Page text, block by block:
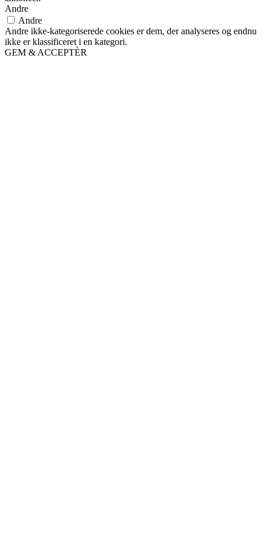
Andre
Andre
Andre ikke-kategoriserede cookies er dem, der analyseres og endnu
ikke er klassificeret i en kategori.
GEM & ACCEPTÈR